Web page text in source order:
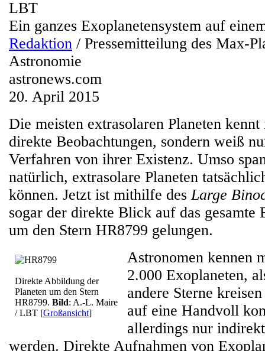
LBT
Ein ganzes Exoplanetensystem auf
Redaktion / Pressemitteilung des Max-
Astronomie
astronews.com
20. April 2015
Die meisten extrasolaren Planeten
direkte Beobachtungen, sondern weiß
Verfahren von ihrer Existenz. Umso
natürlich, extrasolare Planeten
können. Jetzt ist mithilfe desLarge
sogar der direkte Blick auf das gesamte
um den Stern HR8799 gelungen.
Direkte Abbildung der
Planeten um den Stern
HR8799. Bild: A.-L. Maire
/ LBT [Großansicht]
Astronomen kennen
2.000 Exoplaneten,
andere Sterne
auf eine Handvoll
allerdings nur
werden. Direkte Aufnahmen von